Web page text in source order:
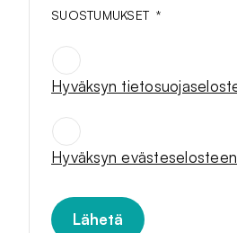
SUOSTUMUKSET *
Hyväksyn
SUOSTUMUKSET
Hyväksyn